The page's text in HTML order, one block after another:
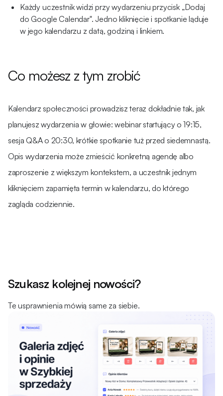
Każdy uczestnik widzi przy wydarzeniu przycisk „Dodaj
do Google Calendar". Jedno kliknięcie i spotkanie ląduje
w jego kalendarzu z datą, godziną i linkiem.
Co możesz z tym zrobić
Kalendarz społeczności prowadzisz teraz dokładnie tak, jak
planujesz wydarzenia w głowie: webinar startujący o 19:15,
sesja Q&A o 20:30, krótkie spotkanie tuż przed siedemnastą.
Opis wydarzenia może zmieścić konkretną agendę albo
zaproszenie z większym kontekstem, a uczestnik jednym
kliknięciem zapamięta termin w kalendarzu, do którego
zagląda codziennie.
Szukasz kolejnej nowości?
Te usprawnienia mówią same za siebie.